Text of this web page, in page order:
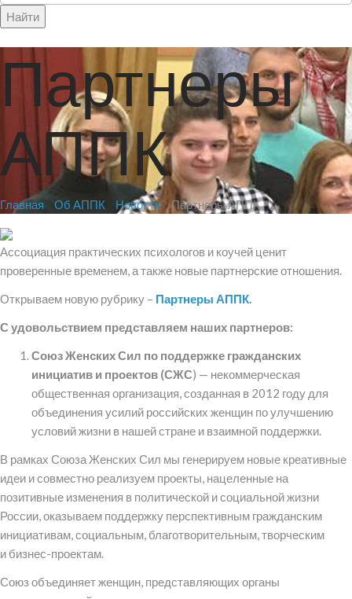
Найти
Партнеры
АППК
Главная Об АППК Новости Партнеры АППК
Ассоциация практических психологов и коучей ценит
проверенные временем, а также новые партнерские отношения.
Открываем новую рубрику – Партнеры АППК.
С удовольствием представляем наших партнеров:
Союз Женских Сил по поддержке гражданских
инициатив и проектов (СЖС) — некоммерческая
общественная организация, созданная в 2012 году для
объединения усилий российских женщин по улучшению
условий жизни в нашей стране и взаимной поддержки.
В рамках Союза Женских Сил мы генерируем новые креативные
идеи и совместно реализуем проекты, нацеленные на
позитивные изменения в политической и социальной жизни
России, оказываем поддержку перспективным гражданским
инициативам, социальным, благотворительным, творческим
и бизнес-проектам.
Союз объединяет женщин, представляющих органы